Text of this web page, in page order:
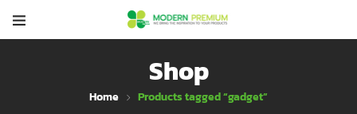
Shop
Home Products tagged “gadget”